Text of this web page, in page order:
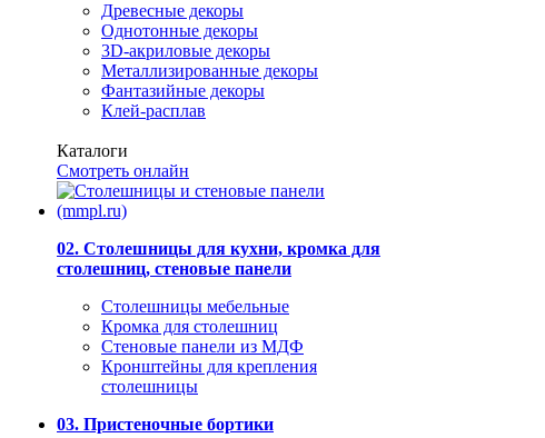
Древесные декоры
Однотонные декоры
3D-акриловые декоры
Металлизированные декоры
Фантазийные декоры
Клей-расплав
Каталоги
Смотреть онлайн
02. Столешницы для кухни, кромка для
столешниц, стеновые панели
Столешницы мебельные
Кромка для столешниц
Стеновые панели из МДФ
Кронштейны для крепления
столешницы
03. Пристеночные бортики